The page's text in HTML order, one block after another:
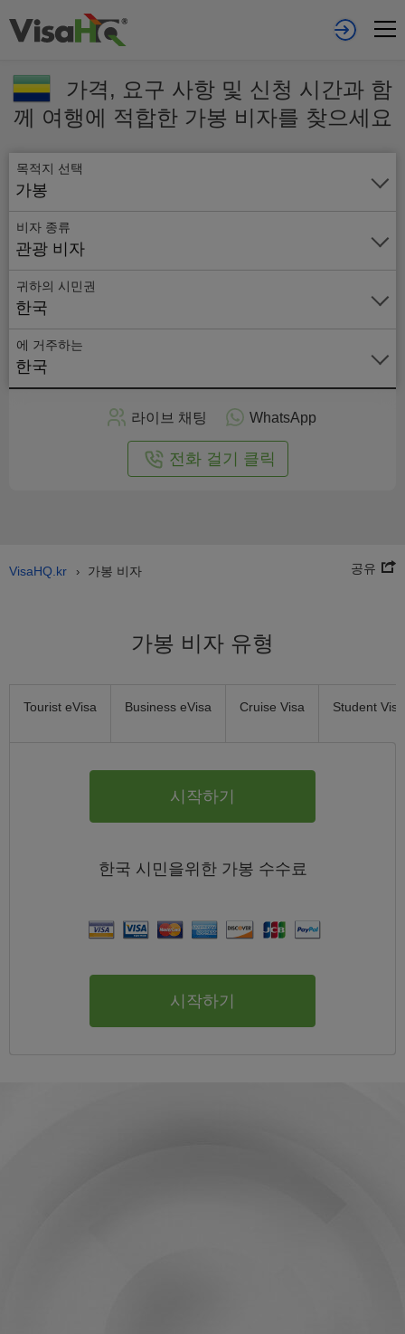
가격, 요구 사항 및 신청 시간과 함
께 여행에 적합한 가봉 비자를 찾으세요
목적지 선택
가봉
비자 종류
관광 비자
귀하의 시민권
한국
에 거주하는
한국
온
라
인
라이브 채팅 WhatsApp
전화 걸기 클릭
VisaHQ.kr › 가봉 비자 공유
가봉 비자 유형
Tourist eVisa Business eVisa Cruise Visa Student Visa
시작하기
한국 시민을위한 가봉 수수료
시작하기